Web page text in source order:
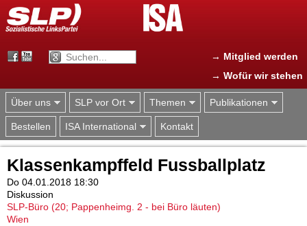
Jump to navigation
→ Mitglied werden
→ Wofür wir stehen
Über uns SLP vor Ort Themen Publikationen
Bestellen ISA International Kontakt
Klassenkampffeld Fussballplatz
Do 04.01.2018 18:30
Diskussion
SLP-Büro (20; Pappenheimg. 2 - bei Büro läuten)
Wien